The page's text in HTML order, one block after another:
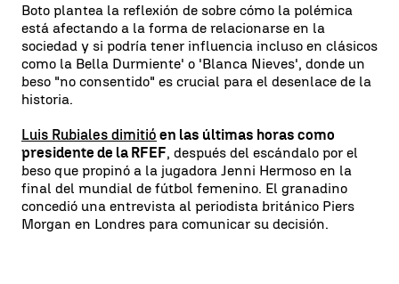
Boto plantea la reflexión de sobre cómo la polémica
está afectando a la forma de relacionarse en la
sociedad y si podría tener influencia incluso en clásicos
como la Bella Durmiente' o 'Blanca Nieves', donde un
beso "no consentido" es crucial para el desenlace de la
historia.
Luis Rubiales dimitió en las últimas horas como
presidente de la RFEF, después del escándalo por el
beso que propinó a la jugadora Jenni Hermoso en la
final del mundial de fútbol femenino. El granadino
concedió una entrevista al periodista británico Piers
Morgan en Londres para comunicar su decisión.